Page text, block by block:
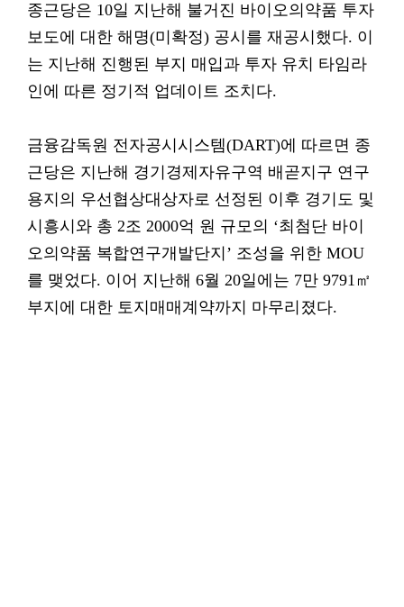
종근당은 10일 지난해 불거진 바이오의약품 투자
보도에 대한 해명(미확정) 공시를 재공시했다. 이
는 지난해 진행된 부지 매입과 투자 유치 타임라
인에 따른 정기적 업데이트 조치다.
금융감독원 전자공시시스템(DART)에 따르면 종
근당은 지난해 경기경제자유구역 배곧지구 연구
용지의 우선협상대상자로 선정된 이후 경기도 및
시흥시와 총 2조 2000억 원 규모의 ‘최첨단 바이
오의약품 복합연구개발단지’ 조성을 위한 MOU
를 맺었다. 이어 지난해 6월 20일에는 7만 9791㎡
부지에 대한 토지매매계약까지 마무리졌다.